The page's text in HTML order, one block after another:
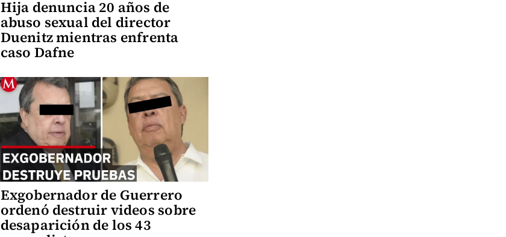
Hija denuncia 20 años de
abuso sexual del director
Duenitz mientras enfrenta
caso Dafne
Exgobernador de Guerrero
ordenó destruir videos sobre
desaparición de los 43